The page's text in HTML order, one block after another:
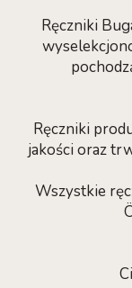
Ręczniki
Ręczniki
jakości oraz
Wszystkie